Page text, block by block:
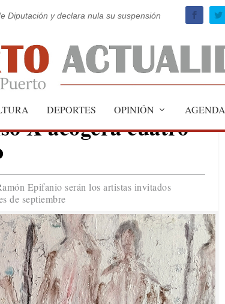
Diputación y declara nula su suspensión
DEPORTES OPINIÓN AGENDA
X acogerá cuatro
Epifanio serán los artistas invitados
de septiembre